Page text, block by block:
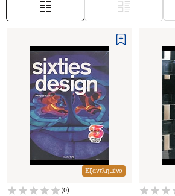
Εξαντλημένο
(0)